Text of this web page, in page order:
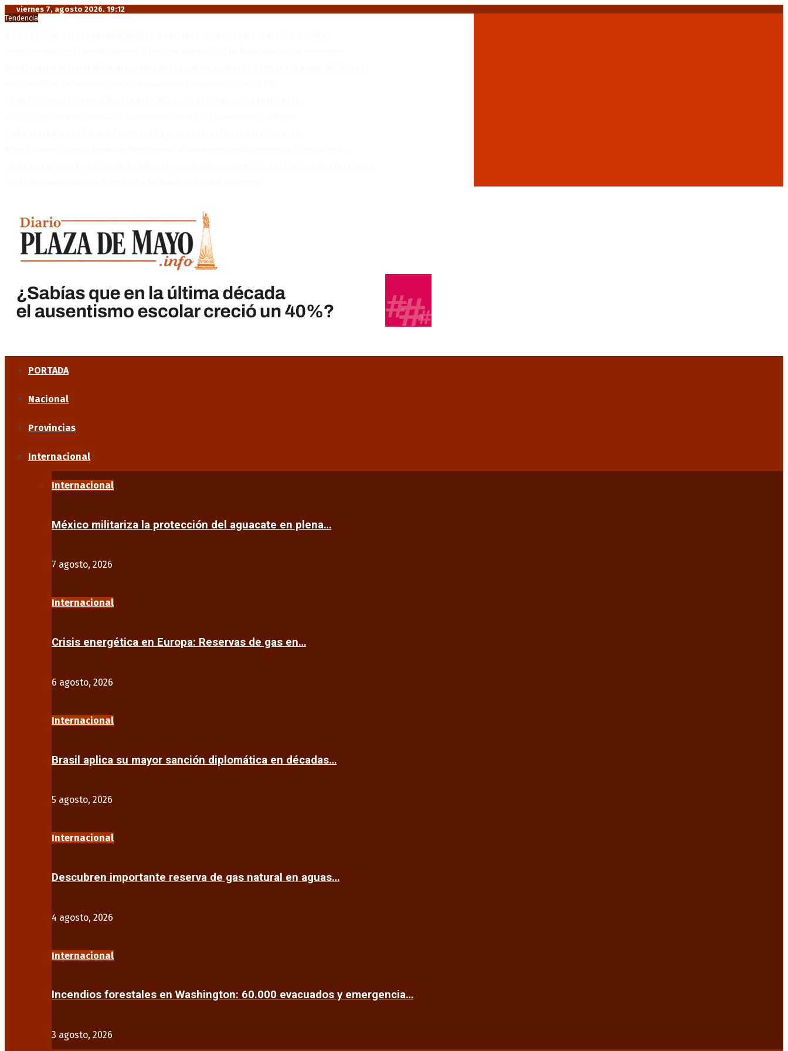
viernes 7, agosto 2026. 19:12
Tendencia
PORTADA
Nacional
Provincias
Internacional
Internacional
México militariza la protección del aguacate en plena…
7 agosto, 2026
Internacional
Crisis energética en Europa: Reservas de gas en…
6 agosto, 2026
Internacional
Brasil aplica su mayor sanción diplomática en décadas…
5 agosto, 2026
Internacional
Descubren importante reserva de gas natural en aguas…
4 agosto, 2026
Internacional
Incendios forestales en Washington: 60.000 evacuados y emergencia…
3 agosto, 2026